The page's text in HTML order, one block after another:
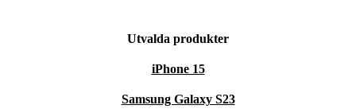
Utvalda produkter
iPhone 15
Samsung Galaxy S23